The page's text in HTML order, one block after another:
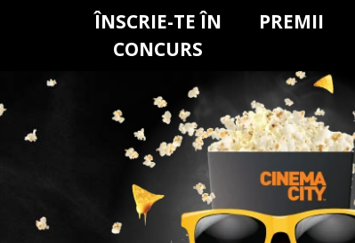
ÎNSCRIE-TE ÎN
CONCURS
PREMII